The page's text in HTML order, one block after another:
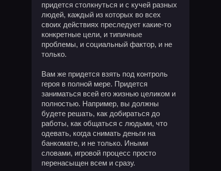
придется столкнуться и с кучей разных
людей, каждый из которых во всех
своих действиях преследует какие-то
конкретные цели, и типичные
проблемы, и социальный фактор, и не
только.
Вам же придется взять под контроль
героя в полной мере. Придется
заниматься всей его жизнью целиком и
полностью. Например, вы должны
будете решать, как добираться до
работы, как общаться с людьми, что
одевать, когда снимать деньги на
банкомате, и не только. Иными
словами, игровой процесс просто
перенасыщен всем и сразу.